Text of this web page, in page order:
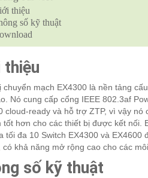
thiệu
số kỹ thuật
thiệu
chuyển mạch EX4300 là nền tảng
Nó cung cấp cổng IEEE 802.3af
cloud-ready và hỗ trợ ZTP, vì vậy
tốt hơn cho các thiết bị được kết nối.
tối đa 10 Switch EX4300 và
có khả năng mở rộng cao cho các
số kỹ thuật